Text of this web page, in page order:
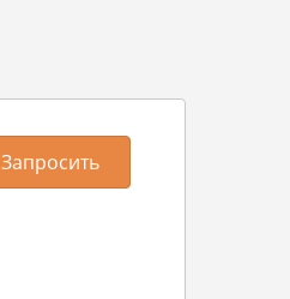
Запросить